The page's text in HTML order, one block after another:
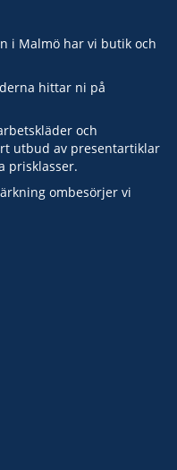
i Malmö har vi butik och
hittar ni på
och
utbud av presentartiklar
prisklasser.
ombesörjer vi